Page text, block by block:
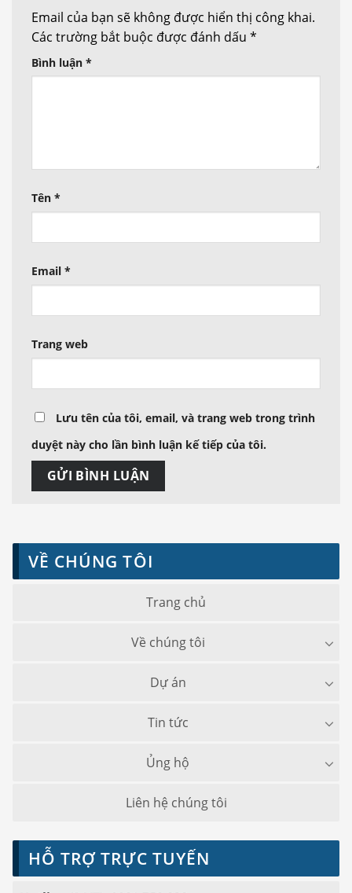
Email của bạn sẽ không được hiển thị công khai.
Các trường bắt buộc được đánh dấu *
Bình luận *
Tên *
Email *
Trang web
Lưu tên của tôi, email, và trang web trong trình
duyệt này cho lần bình luận kế tiếp của tôi.
VỀ CHÚNG TÔI
Trang chủ
Về chúng tôi
Dự án
Tin tức
Ủng hộ
Liên hệ chúng tôi
HỖ TRỢ TRỰC TUYẾN